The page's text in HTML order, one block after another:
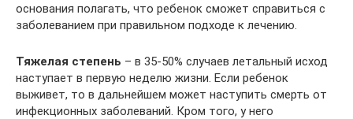
основания полагать, что ребенок сможет справиться с
заболеванием при правильном подходе к лечению.
Тяжелая степень – в 35-50% случаев летальный исход
наступает в первую неделю жизни. Если ребенок
выживет, то в дальнейшем может наступить смерть от
инфекционных заболеваний. Кром того, у него